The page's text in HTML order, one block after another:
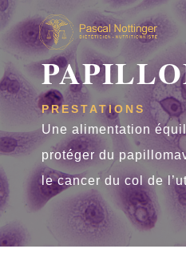
PRESTATIONS
Une alimentation
protéger du
le cancer du col de